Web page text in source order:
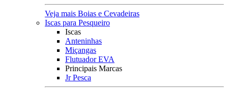
Veja mais Boias e Cevadeiras
Iscas para Pesqueiro
Iscas
Anteninhas
Miçangas
Flutuador EVA
Principais Marcas
Jr Pesca